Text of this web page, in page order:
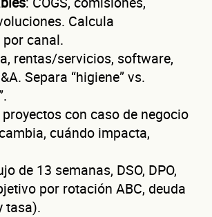
Calcula
canal.
rentas/servicios, software,
Separa “higiene” vs.
con caso de negocio
cuándo impacta,
de 13 semanas, DSO, DPO,
por rotación ABC, deuda
tasa).